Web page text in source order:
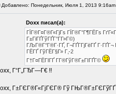
Добавлено: Понедельник, Июля 1, 2013 9:16am
Doxx писал(а):
ГЇГ®Г¤Г®Г«ГјГѕ ГЇГ®Г°Г¶ГЁГѕ
Г±ГіГҐГўГҐГ°Г­Г»Г©)
ГЉГ®Г°Г®Г·ГҐ, Г¬ГҐГ­ГјГёГҐ Г·ГҐГ¬
ГЁГҐ ГўГЁГ§Г» Г‚-2
Г†Г¤ГЁГІГҐ Г­Г®ГўГ®Г±ГІГҐГ©
Г“Г„ГЂГ—Г€ !!
Г±ГЄГ®Г«ГјГЄГ® Гў ГЊГ®Г±ГЄГўГҐ